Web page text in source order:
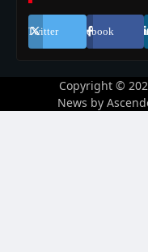
Twitter Facebook
Copyright ©
News by